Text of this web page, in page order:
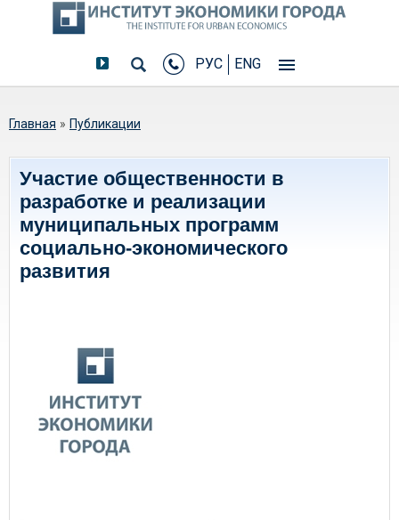
РУС ENG
Вы здесь
Главная » Публикации
Участие общественности в
разработке и реализации
муниципальных программ
социально-экономического
развития